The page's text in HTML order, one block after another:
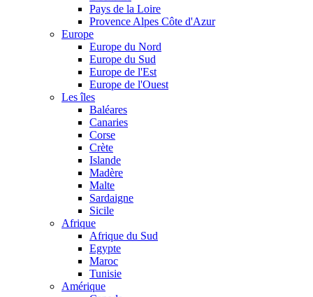
Pays de la Loire
Provence Alpes Côte d'Azur
Europe
Europe du Nord
Europe du Sud
Europe de l'Est
Europe de l'Ouest
Les îles
Baléares
Canaries
Corse
Crète
Islande
Madère
Malte
Sardaigne
Sicile
Afrique
Afrique du Sud
Egypte
Maroc
Tunisie
Amérique